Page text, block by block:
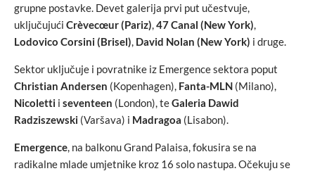
grupne postavke. Devet galerija prvi put učestvuje,
uključujući Crèvecœur (Pariz),47 Canal (New York),
Lodovico Corsini (Brisel), David Nolan (New York) i druge.
Sektor uključuje i povratnike iz Emergence sektora poput
Christian Andersen (Kopenhagen), Fanta-MLN (Milano),
Nicoletti i seventeen (London), teGaleria Dawid
Radziszewski (Varšava) i Madragoa (Lisabon).
Emergence, na balkonu Grand Palaisa, fokusira se na
radikalne mlade umjetnike kroz 16 solo nastupa. Očekuju se